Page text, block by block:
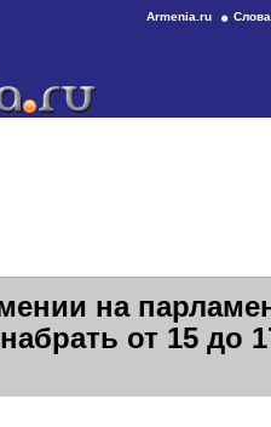
Armenia.ru
на
от 15 до